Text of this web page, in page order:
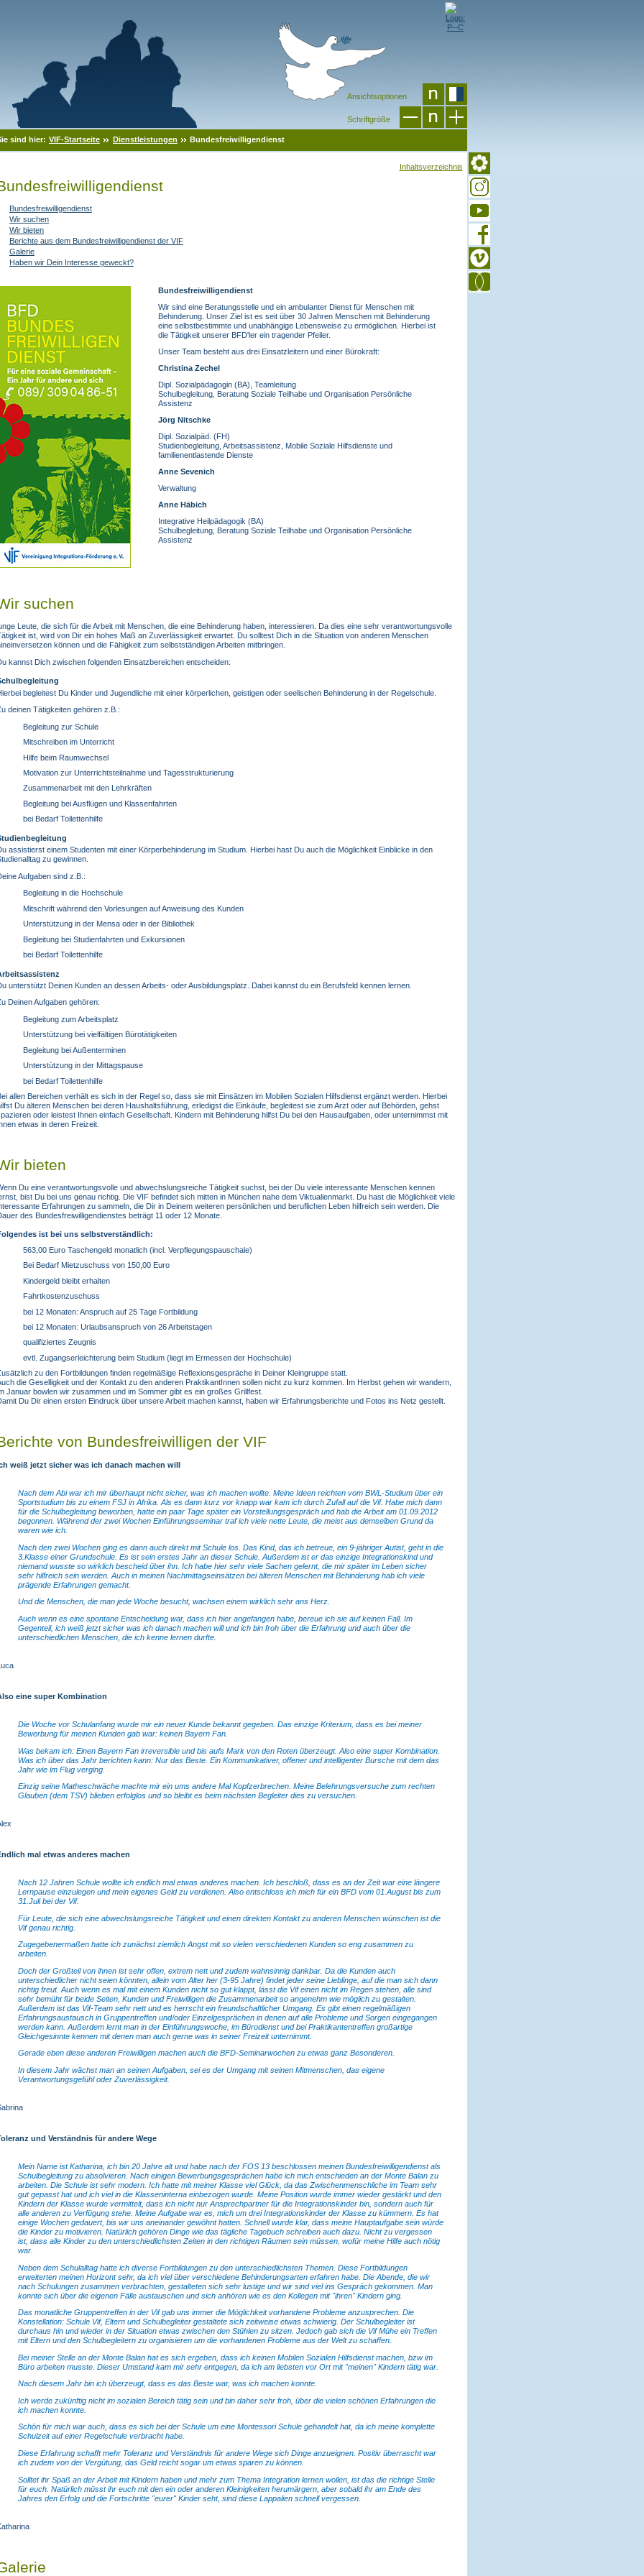
Ansichtsoptionen
Schriftgröße
sind hier: VIF-Startseite Dienstleistungen Bundesfreiwilligendienst
Inhaltsverzeichnis
Bundesfreiwilligendienst
Wir suchen
Wir bieten
Berichte aus dem Bundesfreiwilligendienst der VIF
Galerie
Haben wir Dein Interesse geweckt?
Bundesfreiwilligendienst
Wir sind eine Beratungsstelle und ein ambulanter Dienst für Menschen mit
Behinderung. Unser Ziel ist es seit über 30 Jahren Menschen mit Behinderung
eine selbstbestimmte und unabhängige Lebensweise zu ermöglichen. Hierbei ist
die Tätigkeit unserer BFD'ler ein tragender Pfeiler.
Unser Team besteht aus drei Einsatzleitern und einer Bürokraft:
Christina Zechel
Dipl. Sozialpädagogin (BA), Teamleitung
Schulbegleitung, Beratung Soziale Teilhabe und Organisation Persönliche
Assistenz
Jörg Nitschke
Dipl. Sozialpäd. (FH)
Studienbegleitung, Arbeitsassistenz, Mobile Soziale Hilfsdienste und
familienentlastende Dienste
Anne Sevenich
Verwaltung
Anne Häbich
Integrative Heilpädagogik (BA)
Schulbegleitung, Beratung Soziale Teilhabe und Organisation Persönliche
Assistenz
suchen
Leute, die sich für die Arbeit mit Menschen, die eine Behinderung haben, interessieren. Da dies eine sehr verantwortungsvolle
ist, wird von Dir ein hohes Maß an Zuverlässigkeit erwartet. Du solltest Dich in die Situation von anderen Menschen
können und die Fähigkeit zum selbstständigen Arbeiten mitbringen.
kannst Dich zwischen folgenden Einsatzbereichen entscheiden:
begleitest Du Kinder und Jugendliche mit einer körperlichen, geistigen oder seelischen Behinderung in der Regelschule.
deinen Tätigkeiten gehören z.B.:
Begleitung zur Schule
Mitschreiben im Unterricht
Hilfe beim Raumwechsel
Motivation zur Unterrichtsteilnahme und Tagesstrukturierung
Zusammenarbeit mit den Lehrkräften
Begleitung bei Ausflügen und Klassenfahrten
bei Bedarf Toilettenhilfe
assistierst einem Studenten mit einer Körperbehinderung im Studium. Hierbei hast Du auch die Möglichkeit Einblicke in den
zu gewinnen.
Aufgaben sind z.B.:
Begleitung in die Hochschule
Mitschrift während den Vorlesungen auf Anweisung des Kunden
Unterstützung in der Mensa oder in der Bibliothek
Begleitung bei Studienfahrten und Exkursionen
bei Bedarf Toilettenhilfe
unterstützt Deinen Kunden an dessen Arbeits- oder Ausbildungsplatz. Dabei kannst du ein Berufsfeld kennen lernen.
Deinen Aufgaben gehören:
Begleitung zum Arbeitsplatz
Unterstützung bei vielfältigen Bürotätigkeiten
Begleitung bei Außenterminen
Unterstützung in der Mittagspause
bei Bedarf Toilettenhilfe
allen Bereichen verhält es sich in der Regel so, dass sie mit Einsätzen im Mobilen Sozialen Hilfsdienst ergänzt werden. Hierbei
Du älteren Menschen bei deren Haushaltsführung, erledigst die Einkäufe, begleitest sie zum Arzt oder auf Behörden, gehst
oder leistest Ihnen einfach Gesellschaft. Kindern mit Behinderung hilfst Du bei den Hausaufgaben, oder unternimmst mit
etwas in deren Freizeit.
bieten
Du eine verantwortungsvolle und abwechslungsreiche Tätigkeit suchst, bei der Du viele interessante Menschen kennen
bist Du bei uns genau richtig. Die VIF befindet sich mitten in München nahe dem Viktualienmarkt. Du hast die Möglichkeit viele
Erfahrungen zu sammeln, die Dir in Deinem weiteren persönlichen und beruflichen Leben hilfreich sein werden. Die
des Bundesfreiwilligendienstes beträgt 11 oder 12 Monate.
ist bei uns selbstverständlich:
563,00 Euro Taschengeld monatlich (incl. Verpflegungspauschale)
Bei Bedarf Mietzuschuss von 150,00 Euro
Kindergeld bleibt erhalten
Fahrtkostenzuschuss
bei 12 Monaten: Anspruch auf 25 Tage Fortbildung
bei 12 Monaten: Urlaubsanspruch von 26 Arbeitstagen
qualifiziertes Zeugnis
evtl. Zugangserleichterung beim Studium (liegt im Ermessen der Hochschule)
zu den Fortbildungen finden regelmäßige Reflexionsgespräche in Deiner Kleingruppe statt.
die Geselligkeit und der Kontakt zu den anderen PraktikantInnen sollen nicht zu kurz kommen. Im Herbst gehen wir wandern,
Januar bowlen wir zusammen und im Sommer gibt es ein großes Grillfest.
Du Dir einen ersten Eindruck über unsere Arbeit machen kannst, haben wir Erfahrungsberichte und Fotos ins Netz gestellt.
von Bundesfreiwilligen der VIF
weiß jetzt sicher was ich danach machen will
Nach dem Abi war ich mir überhaupt nicht sicher, was ich machen wollte. Meine Ideen reichten vom BWL-Studium über ein
Sportstudium bis zu einem FSJ in Afrika. Als es dann kurz vor knapp war kam ich durch Zufall auf die Vif. Habe mich dann
für die Schulbegleitung beworben, hatte ein paar Tage später ein Vorstellungsgespräch und hab die Arbeit am 01.09.2012
begonnen. Während der zwei Wochen Einführungsseminar traf ich viele nette Leute, die meist aus demselben Grund da
waren wie ich.
Nach den zwei Wochen ging es dann auch direkt mit Schule los. Das Kind, das ich betreue, ein 9-jähriger Autist, geht in die
3.Klasse einer Grundschule. Es ist sein erstes Jahr an dieser Schule. Außerdem ist er das einzige Integrationskind und
niemand wusste so wirklich bescheid über ihn. Ich habe hier sehr viele Sachen gelernt, die mir später im Leben sicher
sehr hilfreich sein werden. Auch in meinen Nachmittagseinsätzen bei älteren Menschen mit Behinderung hab ich viele
prägende Erfahrungen gemacht.
Und die Menschen, die man jede Woche besucht, wachsen einem wirklich sehr ans Herz.
Auch wenn es eine spontane Entscheidung war, dass ich hier angefangen habe, bereue ich sie auf keinen Fall. Im
Gegenteil, ich weiß jetzt sicher was ich danach machen will und ich bin froh über die Erfahrung und auch über die
unterschiedlichen Menschen, die ich kenne lernen durfte.
eine super Kombination
Die Woche vor Schulanfang wurde mir ein neuer Kunde bekannt gegeben. Das einzige Kriterium, dass es bei meiner
Bewerbung für meinen Kunden gab war: keinen Bayern Fan.
Was bekam ich: Einen Bayern Fan irreversible und bis aufs Mark von den Roten überzeugt. Also eine super Kombination.
Was ich über das Jahr berichten kann: Nur das Beste. Ein Kommunikativer, offener und intelligenter Bursche mit dem das
Jahr wie im Flug verging.
Einzig seine Matheschwäche machte mir ein ums andere Mal Kopfzerbrechen. Meine Belehrungsversuche zum rechten
Glauben (dem TSV) blieben erfolglos und so bleibt es beim nächsten Begleiter dies zu versuchen.
mal etwas anderes machen
Nach 12 Jahren Schule wollte ich endlich mal etwas anderes machen. Ich beschloß, dass es an der Zeit war eine längere
Lernpause einzulegen und mein eigenes Geld zu verdienen. Also entschloss ich mich für ein BFD vom 01.August bis zum
31.Juli bei der Vif.
Für Leute, die sich eine abwechslungsreiche Tätigkeit und einen direkten Kontakt zu anderen Menschen wünschen ist die
Vif genau richtig.
Zugegebenermaßen hatte ich zunächst ziemlich Angst mit so vielen verschiedenen Kunden so eng zusammen zu
arbeiten.
Doch der Großteil von ihnen ist sehr offen, extrem nett und zudem wahnsinnig dankbar. Da die Kunden auch
unterschiedlicher nicht seien könnten, allein vom Alter her (3-95 Jahre) findet jeder seine Lieblinge, auf die man sich dann
richtig freut. Auch wenn es mal mit einem Kunden nicht so gut klappt, lässt die Vif einen nicht im Regen stehen, alle sind
sehr bemüht für beide Seiten, Kunden und Freiwilligen die Zusammenarbeit so angenehm wie möglich zu gestalten.
Außerdem ist das Vif-Team sehr nett und es herrscht ein freundschaftlicher Umgang. Es gibt einen regelmäßigen
Erfahrungsaustausch in Gruppentreffen und/oder Einzelgesprächen in denen auf alle Probleme und Sorgen eingegangen
werden kann. Außerdem lernt man in der Einführungswoche, im Bürodienst und bei Praktikantentreffen großartige
Gleichgesinnte kennen mit denen man auch gerne was in seiner Freizeit unternimmt.
Gerade eben diese anderen Freiwilligen machen auch die BFD-Seminarwochen zu etwas ganz Besonderen.
In diesem Jahr wächst man an seinen Aufgaben, sei es der Umgang mit seinen Mitmenschen, das eigene
Verantwortungsgefühl oder Zuverlässigkeit.
und Verständnis für andere Wege
Mein Name ist Katharina, ich bin 20 Jahre alt und habe nach der FOS 13 beschlossen meinen Bundesfreiwilligendienst als
Schulbegleitung zu absolvieren. Nach einigen Bewerbungsgesprächen habe ich mich entschieden an der Monte Balan zu
arbeiten. Die Schule ist sehr modern. Ich hatte mit meiner Klasse viel Glück, da das Zwischenmenschliche im Team sehr
gut gepasst hat und ich viel in die Klasseninterna einbezogen wurde. Meine Position wurde immer wieder gestärkt und den
Kindern der Klasse wurde vermittelt, dass ich nicht nur Ansprechpartner für die Integrationskinder bin, sondern auch für
alle anderen zu Verfügung stehe. Meine Aufgabe war es, mich um drei Integrationskinder der Klasse zu kümmern. Es hat
einige Wochen gedauert, bis wir uns aneinander gewöhnt hatten. Schnell wurde klar, dass meine Hauptaufgabe sein würde
die Kinder zu motivieren. Natürlich gehören Dinge wie das tägliche Tagebuch schreiben auch dazu. Nicht zu vergessen
ist, dass alle Kinder zu den unterschiedlichsten Zeiten in den richtigen Räumen sein müssen, wofür meine Hilfe auch nötig
war.
Neben dem Schulalltag hatte ich diverse Fortbildungen zu den unterschiedlichsten Themen. Diese Fortbildungen
erweiterten meinen Horizont sehr, da ich viel über verschiedene Behinderungsarten erfahren habe. Die Abende, die wir
nach Schulungen zusammen verbrachten, gestalteten sich sehr lustige und wir sind viel ins Gespräch gekommen. Man
konnte sich über die eigenen Fälle austauschen und sich anhören wie es den Kollegen mit "ihren" Kindern ging.
Das monatliche Gruppentreffen in der Vif gab uns immer die Möglichkeit vorhandene Probleme anzusprechen. Die
Konstellation: Schule Vif, Eltern und Schulbegleiter gestaltete sich zeitweise etwas schwierig. Der Schulbegleiter ist
durchaus hin und wieder in der Situation etwas zwischen den Stühlen zu sitzen. Jedoch gab sich die Vif Mühe ein Treffen
mit Eltern und den Schulbegleitern zu organisieren um die vorhandenen Probleme aus der Welt zu schaffen.
Bei meiner Stelle an der Monte Balan hat es sich ergeben, dass ich keinen Mobilen Sozialen Hilfsdienst machen, bzw im
Büro arbeiten musste. Dieser Umstand kam mir sehr entgegen, da ich am liebsten vor Ort mit "meinen" Kindern tätig war.
Nach diesem Jahr bin ich überzeugt, dass es das Beste war, was ich machen konnte.
Ich werde zukünftig nicht im sozialen Bereich tätig sein und bin daher sehr froh, über die vielen schönen Erfahrungen die
ich machen konnte.
Schön für mich war auch, dass es sich bei der Schule um eine Montessori Schule gehandelt hat, da ich meine komplette
Schulzeit auf einer Regelschule verbracht habe.
Diese Erfahrung schafft mehr Toleranz und Verständnis für andere Wege sich Dinge anzueignen. Positiv überrascht war
ich zudem von der Vergütung, das Geld reicht sogar um etwas sparen zu können.
Solltet ihr Spaß an der Arbeit mit Kindern haben und mehr zum Thema Integration lernen wollen, ist das die richtige Stelle
für euch. Natürlich müsst ihr euch mit den ein oder anderen Kleinigkeiten herumärgern, aber sobald ihr am Ende des
Jahres den Erfolg und die Fortschritte "eurer" Kinder seht, sind diese Lappalien schnell vergessen.